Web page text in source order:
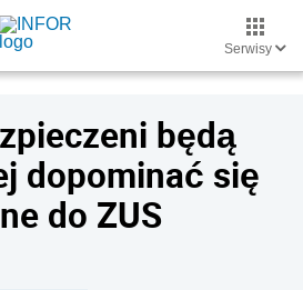
Serwisy
będą
dopominać się
do ZUS